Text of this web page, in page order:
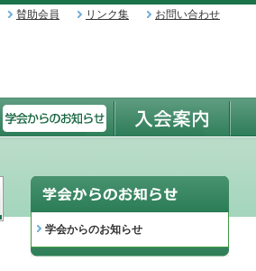
賛助会員 リンク集 お問い合わせ
学会からのお知らせ